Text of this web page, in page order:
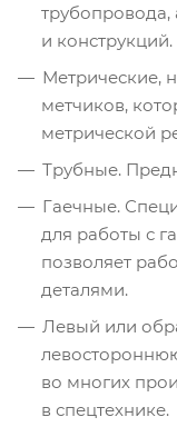
трубопровода,
и конструкций.
Метрические,
метчиков,
метрической
Трубные.
Гаечные.
для работы с
позволяет
деталями.
Левый или
во многих
в спецтехнике.